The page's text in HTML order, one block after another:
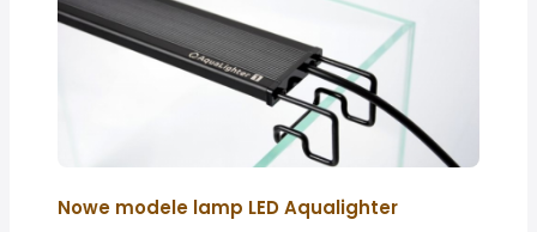
Nowe modele lamp LED Aqualighter